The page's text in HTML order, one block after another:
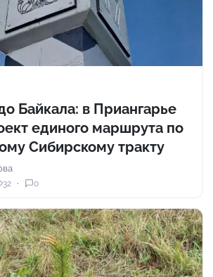
Байкала: в Приангарье
единого маршрута по
Сибирскому тракту
32 0